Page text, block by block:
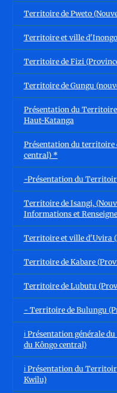
Territoire de Pweto
Territoire et ville
Territoire de Fizi
Territoire de Gungu
Présentation du Territoire
Haut-Katanga
Présentation du territoire
central) *
-Présentation du
Territoire de Isangi,
Informations et
Territoire et ville d'Uvira
Territoire de Kabare
Territoire de Lubutu
- Territoire de Bulungu
ℹ️ Présentation générale
du Kôngo central)
ℹ️ Présentation du
Kwilu)